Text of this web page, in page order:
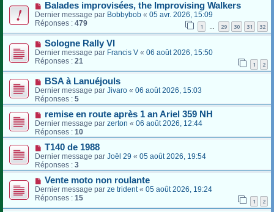
Balades improvisées, the Improvising Walkers
Dernier message par Bobbybob « 05 avr. 2026, 15:09
Réponses : 479 1 … 29 30 31 32
Sologne Rally VI
Dernier message par Francis V « 06 août 2026, 15:50
Réponses : 21 1 2
BSA à Lanuéjouls
Dernier message par Jivaro « 06 août 2026, 15:03
Réponses : 5
remise en route après 1 an Ariel 359 NH
Dernier message par zerton « 06 août 2026, 12:44
Réponses : 10
T140 de 1988
Dernier message par Joël 29 « 05 août 2026, 19:54
Réponses : 3
Vente moto non roulante
Dernier message par ze trident« 05 août 2026, 19:24
Réponses : 15 1 2